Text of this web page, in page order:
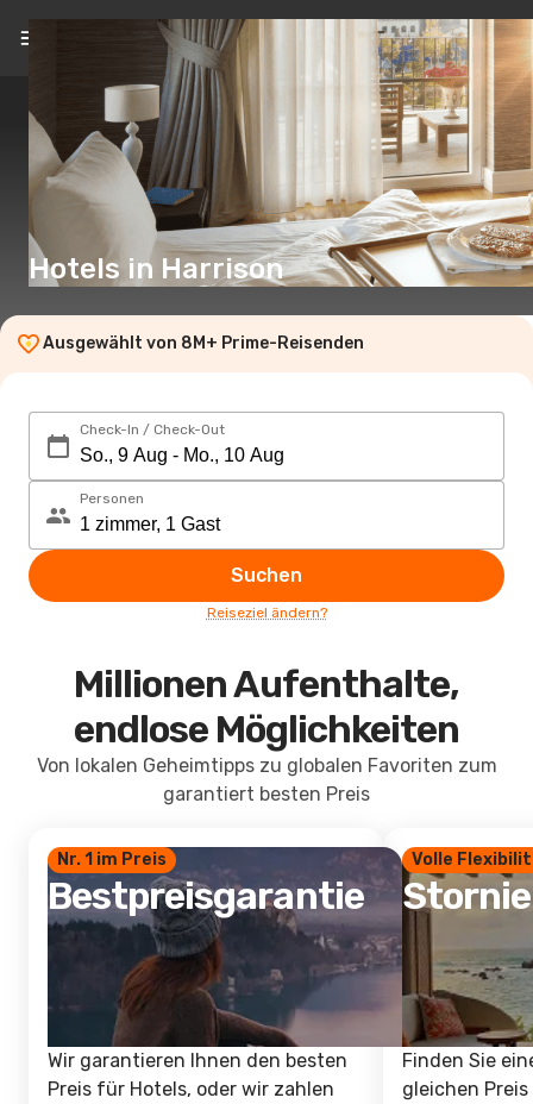
DE(€)
Hotels in Harrison
Ausgewählt von 8M+ Prime-Reisenden
Check-In / Check-Out
Personen
Suchen
Reiseziel ändern?
Millionen Aufenthalte,
endlose Möglichkeiten
Von lokalen Geheimtipps zu globalen Favoriten zum
garantiert besten Preis
Nr. 1 im Preis
Bestpreisgarantie
Wir garantieren Ihnen den besten
Preis für Hotels, oder wir zahlen
Volle
Finden Sie
gleichen